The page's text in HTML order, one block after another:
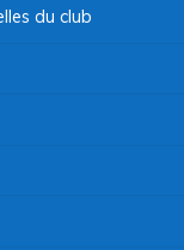
du club